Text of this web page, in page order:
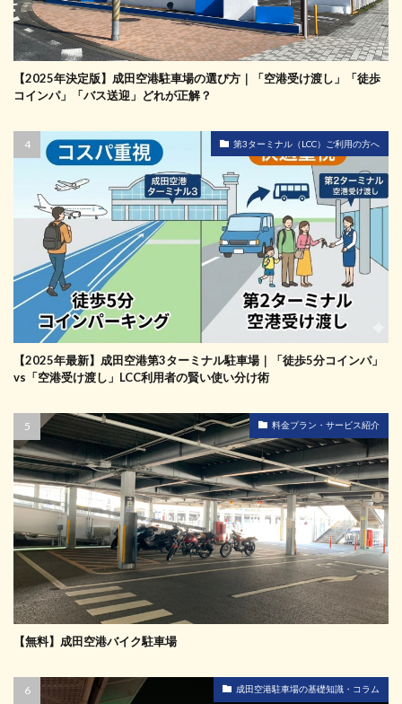
【2025年決定版】成田空港駐車場の選び方｜「空港受け渡し」「徒歩
コインパ」「バス送迎」どれが正解？
第3ターミナル（LCC）ご利用の方へ
【2025年最新】成田空港第3ターミナル駐車場｜「徒歩5分コインパ」
vs「空港受け渡し」LCC利用者の賢い使い分け術
料金プラン・サービス紹介
【無料】成田空港バイク駐車場
成田空港駐車場の基礎知識・コラム